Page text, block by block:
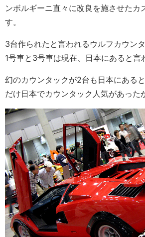
ンボルギーニ直々に改良を施させたカ
す。
3台作られたと言われるウルフカウン
1号車と3号車は現在、日本にあると言
幻のカウンタックが2台も日本にある
だけ日本でカウンタック人気があった